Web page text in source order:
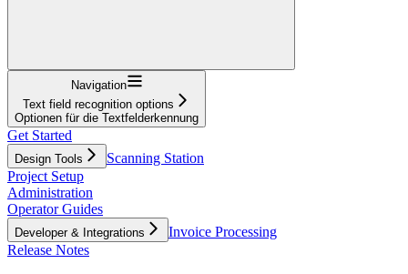
Navigation
Text field recognition options
Optionen für die Textfelderkennung
Get Started
Design Tools
Scanning Station
Project Setup
Administration
Operator Guides
Developer & Integrations
Invoice Processing
Release Notes